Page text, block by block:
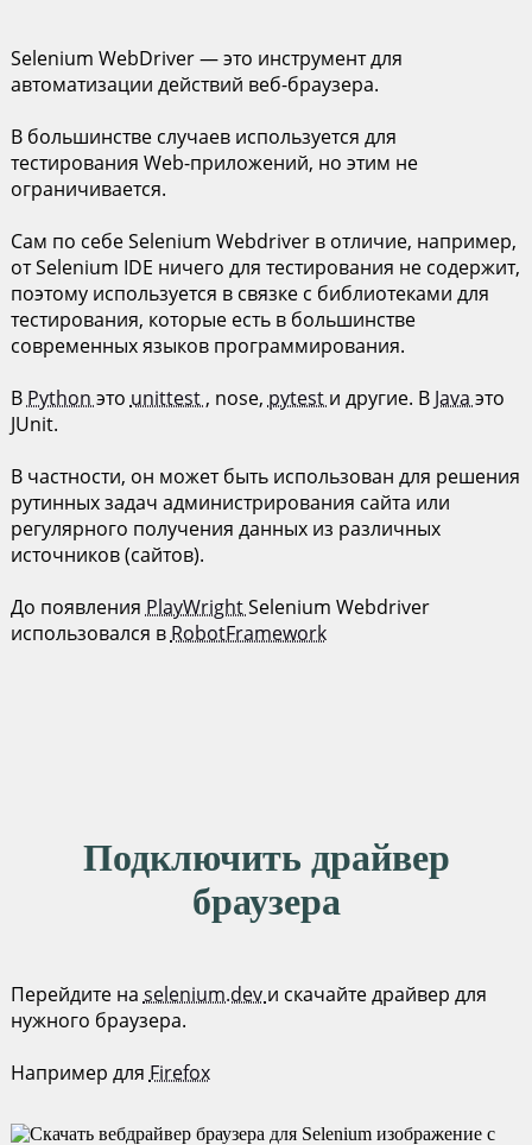
Selenium WebDriver — это инструмент для
автоматизации действий веб-браузера.
В большинстве случаев используется для
тестирования Web-приложений, но этим не
ограничивается.
Сам по себе Selenium Webdriver в отличие, например,
от Selenium IDE ничего для тестирования не содержит,
поэтому используется в связке с библиотеками для
тестирования, которые есть в большинстве
современных языков программирования.
В Python это unittest , nose, pytest и другие. В Java это
JUnit.
В частности, он может быть использован для решения
рутинных задач администрирования сайта или
регулярного получения данных из различных
источников (сайтов).
До появления PlayWrightSelenium Webdriver
использовался в RobotFramework
Подключить драйвер
браузера
Перейдите на selenium.dev и скачайте драйвер для
нужного браузера.
Например для Firefox